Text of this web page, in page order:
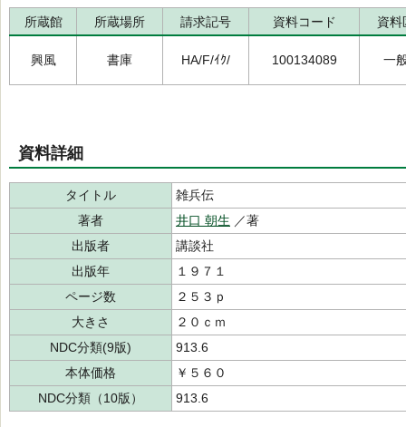
所蔵館 所蔵場所 請求記号 資料コード 資料
興風 書庫 HA/F/ｲｸ/ 100134089 一
資料詳細
タイトル
雑兵伝
著者
井口 朝生 ／著
出版者
講談社
出版年
１９７１
ページ数
２５３ｐ
大きさ
２０ｃｍ
NDC分類(9版)
913.6
本体価格
￥５６０
NDC分類（10版）
913.6